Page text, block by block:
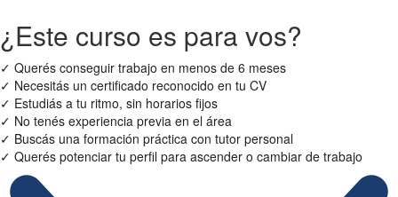
¿Este curso es para vos?
✓ Querés conseguir trabajo en menos de 6 meses
✓ Necesitás un certificado reconocido en tu CV
✓ Estudiás a tu ritmo, sin horarios fijos
✓ No tenés experiencia previa en el área
✓ Buscás una formación práctica con tutor personal
✓ Querés potenciar tu perfil para ascender o cambiar de trabajo